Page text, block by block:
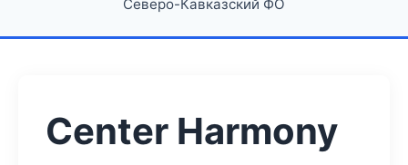
Северо-Кавказский ФО
Center Harmony